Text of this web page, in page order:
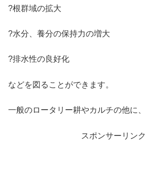
?根群域の拡大
?水分、養分の保持力の増大
?排水性の良好化
などを図ることができます。
一般のロータリー耕やカルチの他に、
スポンサーリンク